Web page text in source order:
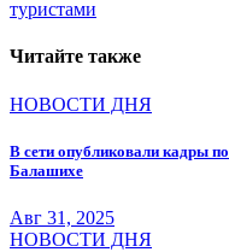
туристами
Читайте также
НОВОСТИ ДНЯ
В сети опубликовали кадры
Балашихе
Авг 31, 2025
НОВОСТИ ДНЯ